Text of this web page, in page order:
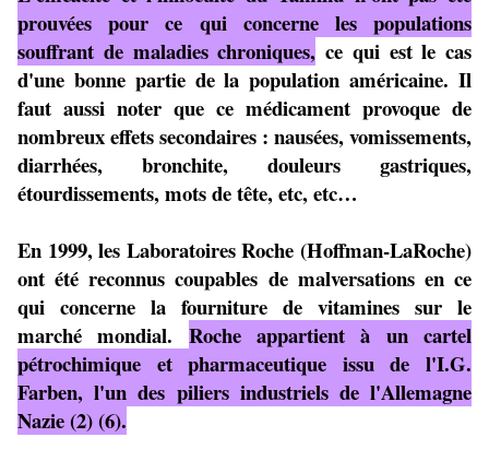
prouvées pour ce qui concerne les populations
souffrant de maladies chroniques, ce qui est le cas
d'une bonne partie de la population américaine. Il
faut aussi noter que ce médicament provoque de
nombreux effets secondaires : nausées, vomissements,
diarrhées, bronchite, douleurs gastriques,
étourdissements, mots de tête, etc, etc…
En 1999, les Laboratoires Roche (Hoffman-LaRoche)
ont été reconnus coupables de malversations en ce
qui concerne la fourniture de vitamines sur le
marché mondial. Roche appartient à un cartel
pétrochimique et pharmaceutique issu de l'I.G.
Farben, l'un des piliers industriels de l'Allemagne
Nazie (2) (6).